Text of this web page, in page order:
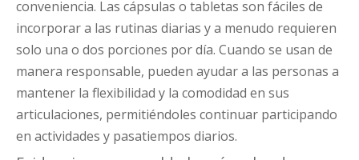
conveniencia. Las cápsulas o tabletas son fáciles de
incorporar a las rutinas diarias y a menudo requieren
solo una o dos porciones por día. Cuando se usan de
manera responsable, pueden ayudar a las personas a
mantener la flexibilidad y la comodidad en sus
articulaciones, permitiéndoles continuar participando
en actividades y pasatiempos diarios.